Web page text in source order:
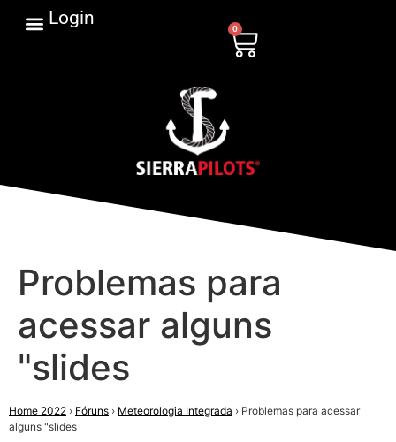
Login
0
Problemas para
acessar alguns
"slides
Home 2022 › Fóruns › Meteorologia Integrada › Problemas para acessar
alguns "slides